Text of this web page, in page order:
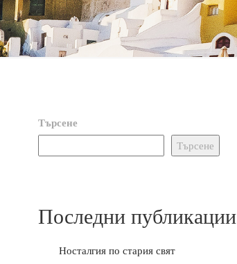
Търсене
Търсене
Последни публикации
Носталгия по стария свят